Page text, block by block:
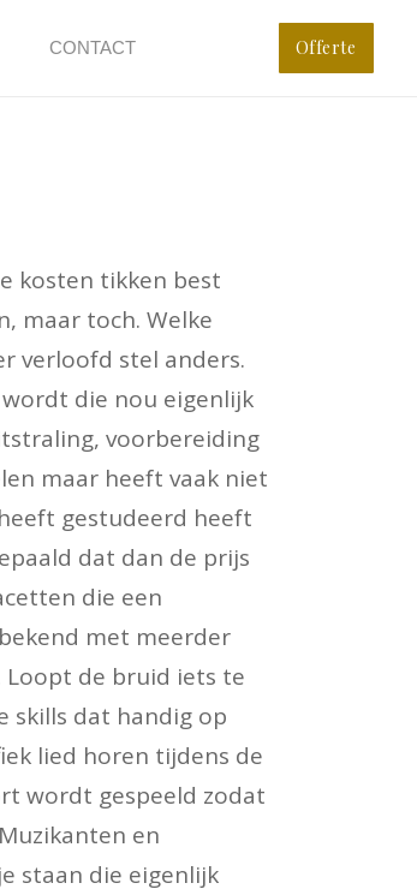
CONTACT Offerte
kosten tikken best
maar toch. Welke
verloofd stel anders.
die nou eigenlijk
voorbereiding
maar heeft vaak niet
gestudeerd heeft
dat dan de prijs
die een
met meerder
Loopt de bruid iets te
skills dat handig op
lied horen tijdens de
wordt gespeeld zodat
en
staan die eigenlijk